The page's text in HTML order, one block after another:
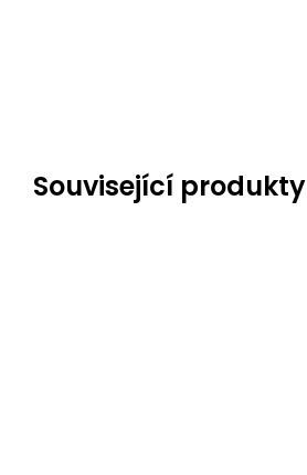
Související produkty